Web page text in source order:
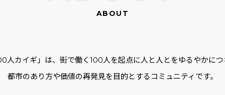
人カイギ」は、街で働く100人を起点に人と人とをゆるやかに
都市のあり方や価値の再発見を目的とするコミュニティです。